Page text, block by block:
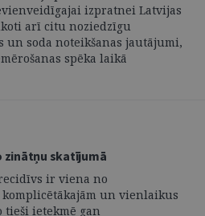
izpratnei Latvijas
arī citu noziedzīgu
soda noteikšanas jautājumi,
spēka laikā
zinātņu skatījumā
ir viena no
un vienlaikus
tieši ietekmē gan